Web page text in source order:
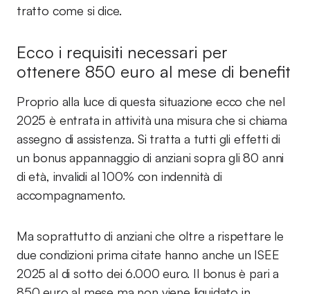
tratto come si dice.
Ecco i requisiti necessari per
ottenere 850 euro al mese di benefit
Proprio alla luce di questa situazione ecco che nel
2025 è entrata in attività una misura che si chiama
assegno di assistenza. Si tratta a tutti gli effetti di
un bonus appannaggio di anziani sopra gli 80 anni
di età, invalidi al 100% con indennità di
accompagnamento.
Ma soprattutto di anziani che oltre a rispettare le
due condizioni prima citate hanno anche un ISEE
2025 al di sotto dei 6.000 euro. Il bonus è pari a